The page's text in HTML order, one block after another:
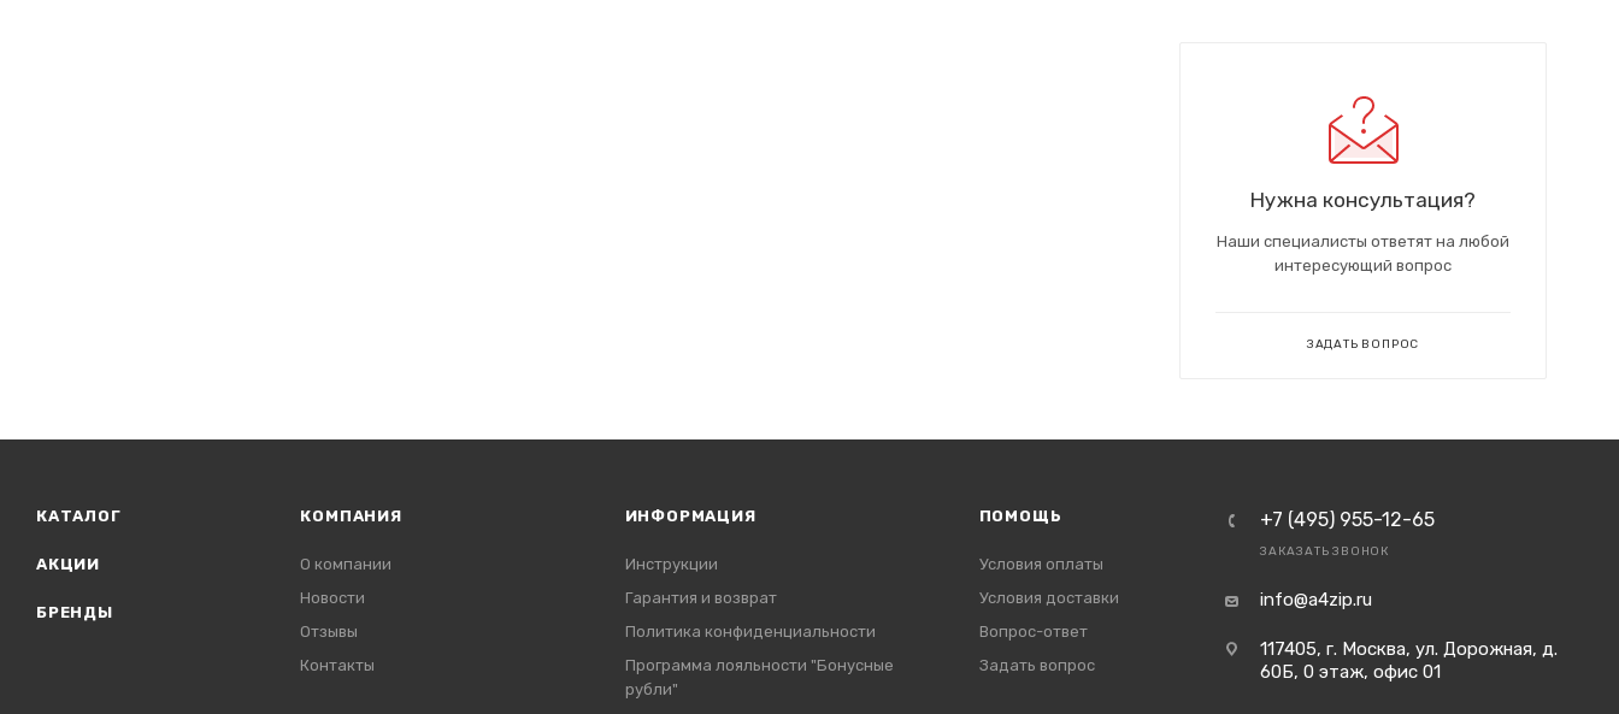
Нужна консультация?
Наши специалисты ответят на любой
интересующий вопрос
ЗАДАТЬ ВОПРОС
КАТАЛОГ
АКЦИИ
БРЕНДЫ
КОМПАНИЯ
О компании
Новости
Отзывы
Контакты
ИНФОРМАЦИЯ
Инструкции
Гарантия и возврат
Политика конфиденциальности
Программа лояльности "Бонусные
рубли"
ПОМОЩЬ
Условия оплаты
Условия доставки
Вопрос-ответ
Задать вопрос
+7 (495) 955-12-65
ЗАКАЗАТЬ ЗВОНОК
info@a4zip.ru
117405, г. Москва, ул. Дорожная, д.
60Б, 0 этаж, офис 01